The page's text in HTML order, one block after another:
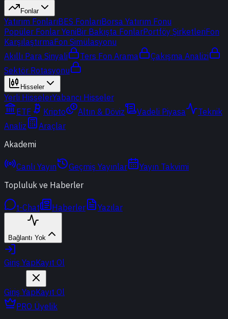
Fonlar
Yatırım FonlarıBES FonlarıBorsa Yatırım Fonu
Popüler Fonlar YeniBir Bakışta FonlarPortföy ŞirketleriFon
KarşılaştırmaFon Simülasyonu
Akıllı Para Sinyali
Ters Fon Arama
Çakışma Analizi
Sektör Rotasyonu
Hisseler
Yerli HisselerYabancı Hisseler
ETF
Kripto Altın & Döviz Vadeli Piyasa
Teknik
Analiz
Araçlar
Akademi
Canlı Yayın Geçmiş Yayınlar
Yayın Takvimi
Topluluk ve Haberler
t-Chat Haberler Yazılar
Bağlantı Yok
Giriş YapKayıt Ol
Giriş YapKayıt Ol
PRO Üyelik